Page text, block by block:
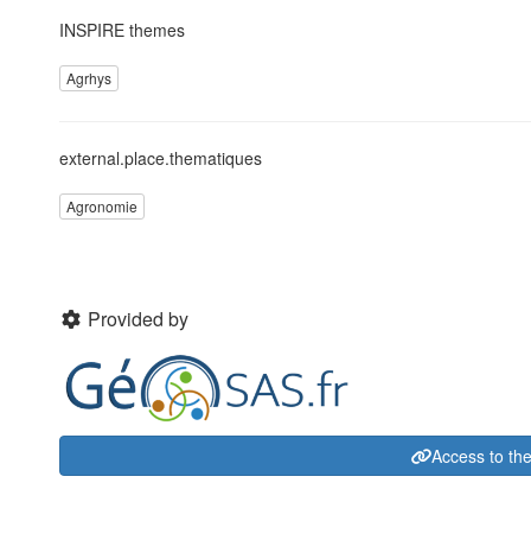
INSPIRE themes
Agrhys
external.place.thematiques
Agronomie
Provided by
Access to